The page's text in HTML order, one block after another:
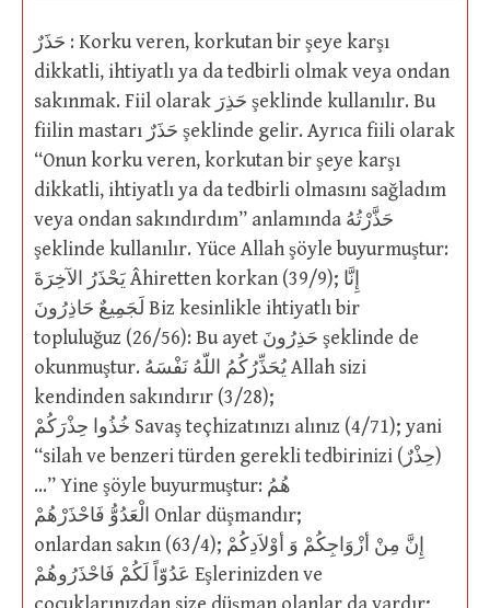
حَذَرٌ : Korku veren, korkutan bir şeye karşı
dikkatli, ihtiyatlı ya da tedbirli olmak veya ondan
sakınmak. Fiil olarak حَذِرَ şeklinde kullanılır. Bu
fiilin mastarı حَذَرٌ şeklinde gelir. Ayrıca fiili olarak
“Onun korku veren, korkutan bir şeye karşı
dikkatli, ihtiyatlı ya da tedbirli olmasını sağladım
veya ondan sakındırdım” anlamında حَذَّرْتُهُ
şeklinde kullanılır. Yüce Allah şöyle buyurmuştur:
يَحْذَرُ الآخِرَةَ Âhiretten korkan (39/9); إِنَّا
لَجَمِيعٌ حَاذِرُونَ Biz kesinlikle ihtiyatlı bir
topluluğuz (26/56): Bu ayet حَذِرُونَ şeklinde de
okunmuştur. يُحَذِّرُكُمُ اللّهُ نَفْسَهُ Allah sizi
kendinden sakındırır (3/28);
خُذُوا حِذْرَكُمْ Savaş teçhizatınızı alınız (4/71); yani
“silah ve benzeri türden gerekli tedbirinizi (حِذْرٌ)
…” Yine şöyle buyurmuştur: هُمُ
الْعَدُوُّ فَاحْذَرْهُمْ Onlar düşmandır;
onlardan sakın (63/4); إِنَّ مِنْ أزْوَاجِكُمْ وَ أوْلاَدِكُمْ
عَدُوّاً لَكُمْ فَاحْذَرُوهُمْ Eşlerinizden ve